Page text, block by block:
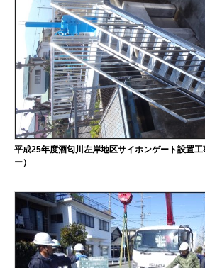
平成25年度酒匂川左岸地区サイホンゲート設置
ー）